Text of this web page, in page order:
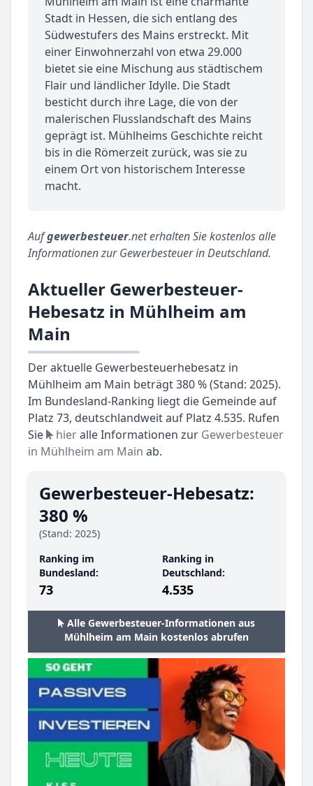
Stadt in Hessen, die sich entlang des
Südwestufers des Mains erstreckt. Mit
einer Einwohnerzahl von etwa 29.000
bietet sie eine Mischung aus städtischem
Flair und ländlicher Idylle. Die Stadt
besticht durch ihre Lage, die von der
malerischen Flusslandschaft des Mains
geprägt ist. Mühlheims Geschichte reicht
bis in die Römerzeit zurück, was sie zu
einem Ort von historischem Interesse
macht.
Aufgewerbesteuer.net erhalten Sie kostenlos alle
Informationen zur Gewerbesteuer in Deutschland.
Aktueller Gewerbesteuer-
Hebesatz in Mühlheim am
Main
Der aktuelle Gewerbesteuerhebesatz in
Mühlheim am Main beträgt 380 % (Stand: 2025).
Im Bundesland-Ranking liegt die Gemeinde auf
Platz 73, deutschlandweit auf Platz 4.535. Rufen
Sie
hieralle Informationen zur Gewerbesteuer
in Mühlheim am Main ab.
Gewerbesteuer-Hebesatz:
380 %
(Stand: 2025)
Ranking im
Bundesland:
73
Ranking in
Deutschland:
4.535
Alle Gewerbesteuer-Informationen aus
Mühlheim am Main kostenlos abrufen